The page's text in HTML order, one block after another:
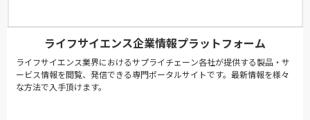
ライフサイエンス企業情報プラットフォーム
ライフサイエンス業界におけるサプライチェーン各社が提供する製品・サ
ービス情報を閲覧、発信できる専門ポータルサイトです。最新情報を様々
な方法で入手頂けます。